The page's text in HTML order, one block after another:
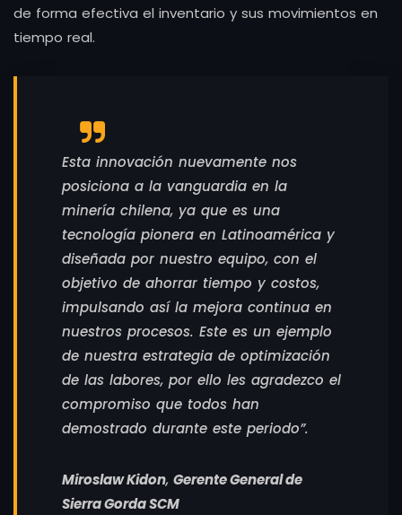
de forma efectiva el inventario y sus movimientos en
tiempo real.
Esta innovación nuevamente nos
posiciona a la vanguardia en la
minería chilena, ya que es una
tecnología pionera en Latinoamérica y
diseñada por nuestro equipo, con el
objetivo de ahorrar tiempo y costos,
impulsando así la mejora continua en
nuestros procesos. Este es un ejemplo
de nuestra estrategia de optimización
de las labores, por ello les agradezco el
compromiso que todos han
demostrado durante este periodo”.
Miroslaw Kidon, Gerente General de
Sierra Gorda SCM